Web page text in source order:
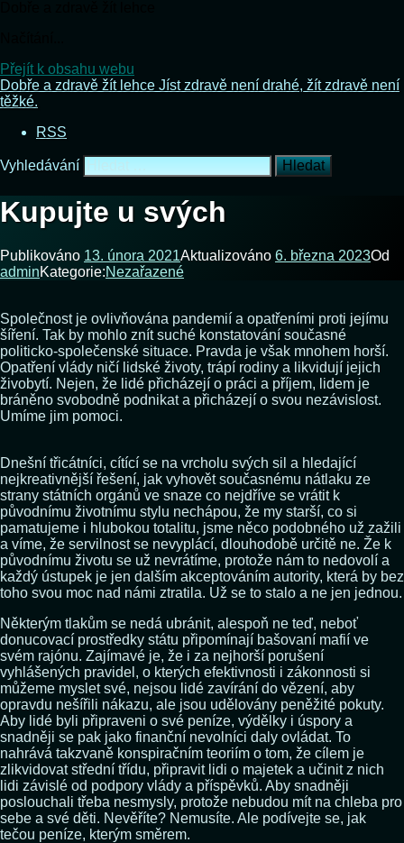
Přejít k obsahu webu
Dobře a zdravě žít lehce Jíst zdravě není drahé, žít zdravě není
těžké.
RSS
Vyhledávání
Kupujte u svých
Publikováno 13. února 2021Aktualizováno 6. března 2023Od
adminKategorie:Nezařazené
Společnost je ovlivňována pandemií a opatřeními proti jejímu
šíření. Tak by mohlo znít suché konstatování současné
politicko-společenské situace. Pravda je však mnohem horší.
Opatření vlády ničí lidské životy, trápí rodiny a likvidují jejich
živobytí. Nejen, že lidé přicházejí o práci a příjem, lidem je
bráněno svobodně podnikat a přicházejí o svou nezávislost.
Umíme jim pomoci.
Dnešní třicátníci, cítící se na vrcholu svých sil a hledající
nejkreativnější řešení, jak vyhovět současnému nátlaku ze
strany státních orgánů ve snaze co nejdříve se vrátit k
původnímu životnímu stylu nechápou, že my starší, co si
pamatujeme i hlubokou totalitu, jsme něco podobného už zažili
a víme, že servilnost se nevyplácí, dlouhodobě určitě ne. Že k
původnímu životu se už nevrátíme, protože nám to nedovolí a
každý ústupek je jen dalším akceptováním autority, která by bez
toho svou moc nad námi ztratila. Už se to stalo a ne jen jednou.
Některým tlakům se nedá ubránit, alespoň ne teď, neboť
donucovací prostředky státu připomínají bašovaní mafií ve
svém rajónu. Zajímavé je, že i za nejhorší porušení
vyhlášených pravidel, o kterých efektivnosti i zákonnosti si
můžeme myslet své, nejsou lidé zavírání do vězení, aby
opravdu nešířili nákazu, ale jsou udělovány peněžité pokuty.
Aby lidé byli připraveni o své peníze, výdělky i úspory a
snadněji se pak jako finanční nevolníci daly ovládat. To
nahrává takzvaně konspiračním teoriím o tom, že cílem je
zlikvidovat střední třídu, připravit lidi o majetek a učinit z nich
lidi závislé od podpory vlády a příspěvků. Aby snadněji
poslouchali třeba nesmysly, protože nebudou mít na chleba pro
sebe a své děti. Nevěříte? Nemusíte. Ale podívejte se, jak
tečou peníze, kterým směrem.